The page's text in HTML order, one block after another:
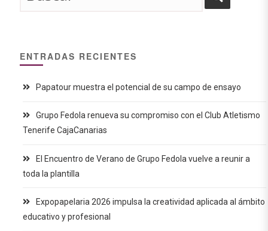
ENTRADAS RECIENTES
Papatour muestra el potencial de su campo de ensayo
Grupo Fedola renueva su compromiso con el Club Atletismo
Tenerife CajaCanarias
El Encuentro de Verano de Grupo Fedola vuelve a reunir a
toda la plantilla
Expopapelaria 2026 impulsa la creatividad aplicada al ámbito
educativo y profesional